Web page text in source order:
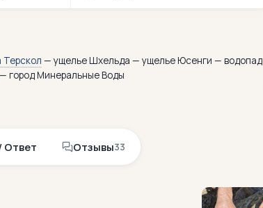
Терскол — ущелье Шхельда — ущелье Юсенги — водопад
— город Минеральные Воды
Ответ Отзывы33